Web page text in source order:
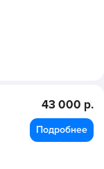
43 000 р.
Подробнее